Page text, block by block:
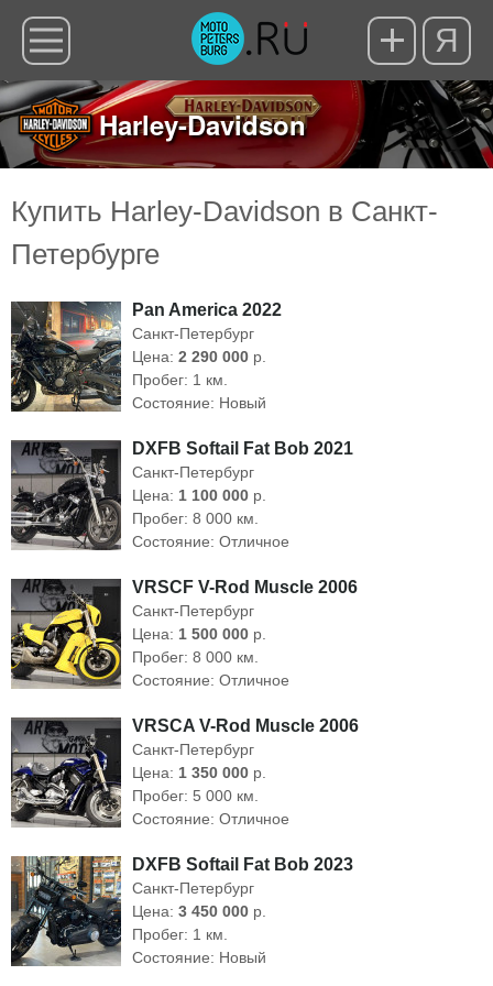
Я
Harley-Davidson
Купить Harley-Davidson в Санкт-
Петербурге
Pan America 2022
Санкт-Петербург
Цена: 2 290 000 р.
Пробег: 1 км.
Состояние: Новый
DXFB Softail Fat Bob 2021
Санкт-Петербург
Цена: 1 100 000 р.
Пробег: 8 000 км.
Состояние: Отличное
VRSCF V-Rod Muscle 2006
Санкт-Петербург
Цена: 1 500 000 р.
Пробег: 8 000 км.
Состояние: Отличное
VRSCA V-Rod Muscle 2006
Санкт-Петербург
Цена: 1 350 000 р.
Пробег: 5 000 км.
Состояние: Отличное
DXFB Softail Fat Bob 2023
Санкт-Петербург
Цена: 3 450 000 р.
Пробег: 1 км.
Состояние: Новый